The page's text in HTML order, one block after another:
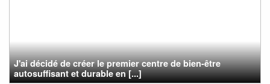
J'ai décidé de créer le premier centre de bien-être
autosuffisant et durable en [...]